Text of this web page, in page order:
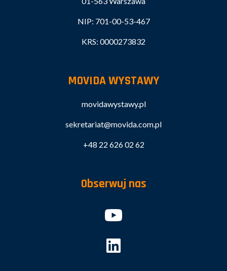
NIP: 701-00-53-467
KRS: 0000273832
MOVIDA WYSTAWY
movidawystawy.pl
sekretariat@movida.com.pl
+48 22 626 02 62
Obserwuj nas